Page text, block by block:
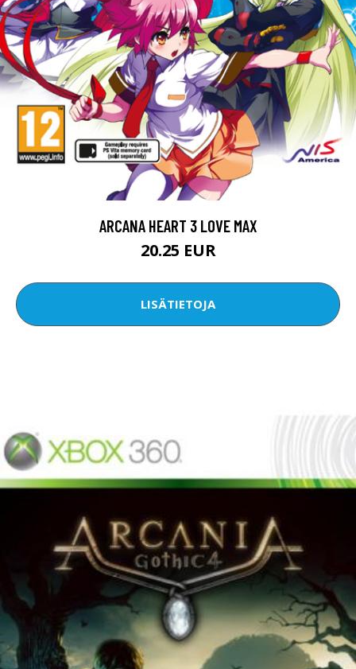
ARCANA HEART 3 LOVE MAX
20.25 EUR
LISÄTIETOJA